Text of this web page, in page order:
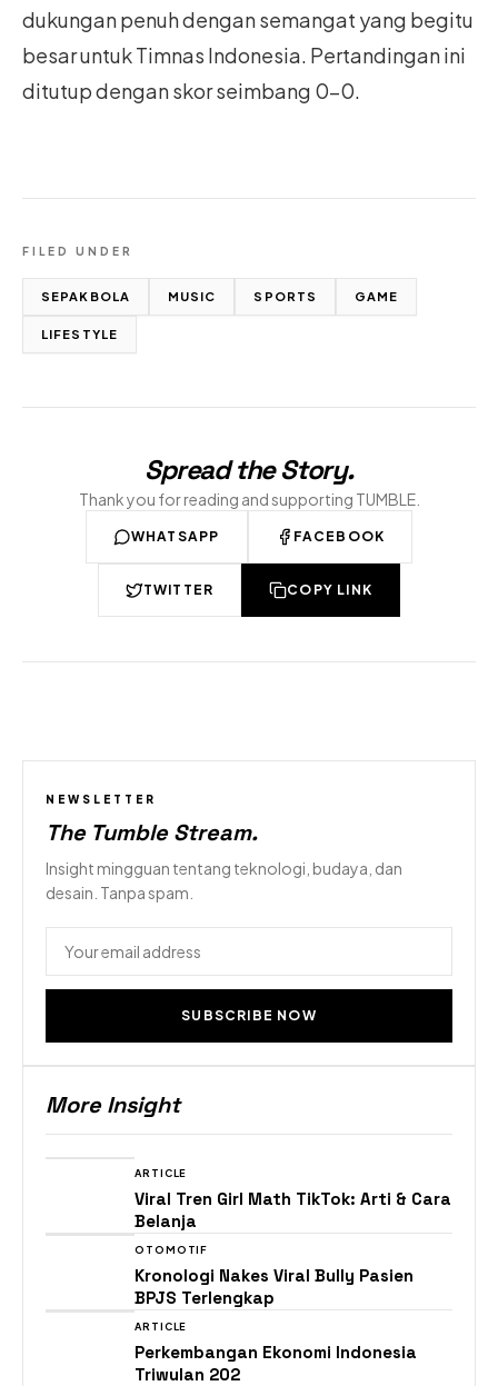
dukungan penuh dengan semangat yang begitu
besar untuk Timnas Indonesia. Pertandingan ini
ditutup dengan skor seimbang 0-0.
FILED UNDER
SEPAKBOLA MUSIC SPORTS GAME
LIFESTYLE
Spread the Story.
Thank you for reading and supporting TUMBLE.
WHATSAPP FACEBOOK
TWITTER COPY LINK
NEWSLETTER
The Tumble Stream.
Insight mingguan tentang teknologi, budaya, dan
desain. Tanpa spam.
SUBSCRIBE NOW
More Insight
ARTICLE
Viral Tren Girl Math TikTok: Arti & Cara
Belanja
OTOMOTIF
Kronologi Nakes Viral Bully Pasien
BPJS Terlengkap
ARTICLE
Perkembangan Ekonomi Indonesia
Triwulan 202